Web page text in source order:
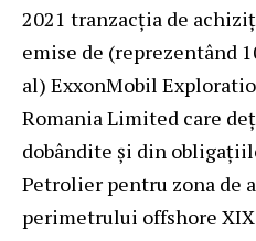
2021 tranzacția de
emise de (reprezentând
al) ExxonMobil
Romania Limited care
dobândite și din
Petrolier pentru zona de
perimetrului offshore